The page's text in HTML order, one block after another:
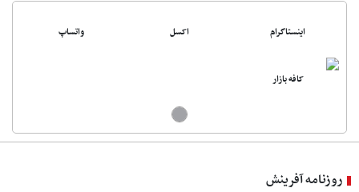
اینستاگرام اکسل واتساپ
کافه بازار
روزنامه آفرینش